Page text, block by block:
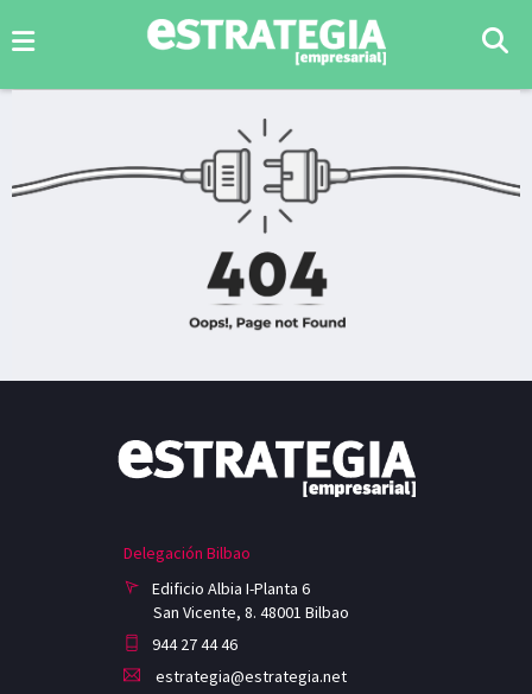
Delegación Bilbao
Edificio Albia I-Planta 6
San Vicente, 8. 48001 Bilbao
944 27 44 46
estrategia@estrategia.net